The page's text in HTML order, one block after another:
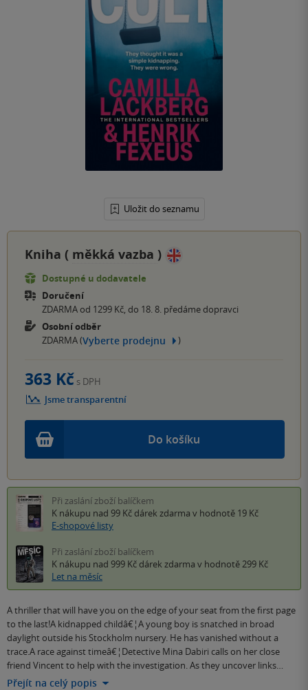
Uložit do seznamu
Kniha ( měkká vazba )
Dostupné u dodavatele
Doručení
ZDARMA od 1299 Kč, do 18. 8. předáme dopravci
Osobní odběr
ZDARMA (Vyberte prodejnu )
Do košíku
363 Kč s DPH
Jsme transparentní
Při zaslání zboží balíčkem
K nákupu nad 99 Kč dárek zdarma v hodnotě 19 Kč
E-shopové listy
Při zaslání zboží balíčkem
K nákupu nad 999 Kč dárek zdarma v hodnotě 299 Kč
Let na měsíc
A thriller that will have you on the edge of your seat from the first page
to the last!A kidnapped childâ€¦A young boy is snatched in broad
daylight outside his Stockholm nursery. He has vanished without a
trace.A race against timeâ€¦Detective Mina Dabiri calls on her close
friend Vincent to help with the investigation. As they uncover links…
Přejít na celý popis